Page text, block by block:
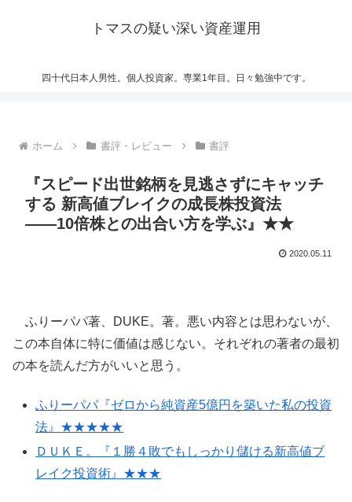
トマスの疑い深い資産運用
四十代日本人男性。個人投資家。専業1年目。日々勉強中です。
ホーム 書評・レビュー 書評
『スピード出世銘柄を見逃さずにキャッチ
する 新高値ブレイクの成長株投資法
――10倍株との出合い方を学ぶ』★★
2020.05.11
ふりーパパ著、DUKE。著。悪い内容とは思わないが、
この本自体に特に価値は感じない。それぞれの著者の最初
の本を読んだ方がいいと思う。
ふりーパパ『ゼロから純資産5億円を築いた私の投資
法』★★★★★
ＤＵＫＥ。『１勝４敗でもしっかり儲ける新高値ブ
レイク投資術』★★★